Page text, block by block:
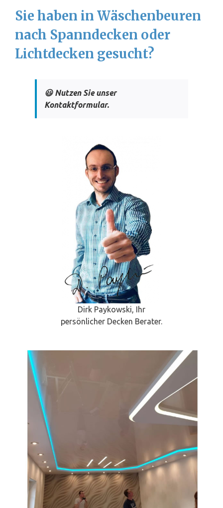
Sie haben in Wäschenbeuren
nach Spanndecken oder
Lichtdecken gesucht?
😃 Nutzen Sie unser
Kontaktformular.
Dirk Paykowski, Ihr
persönlicher Decken Berater.